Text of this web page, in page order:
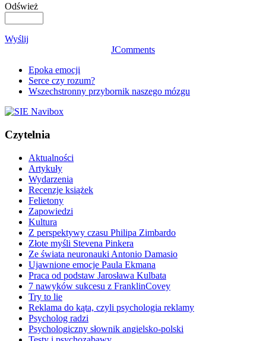
Odśwież
Wyślij
JComments
Epoka emocji
Serce czy rozum?
Wszechstronny przybornik naszego mózgu
Czytelnia
Aktualności
Artykuły
Wydarzenia
Recenzje książek
Felietony
Zapowiedzi
Kultura
Z perspektywy czasu Philipa Zimbardo
Złote myśli Stevena Pinkera
Ze świata neuronauki Antonio Damasio
Ujawnione emocje Paula Ekmana
Praca od podstaw Jarosława Kulbata
7 nawyków sukcesu z FranklinCovey
Try to lie
Reklama do kąta, czyli psychologia reklamy
Psycholog radzi
Psychologiczny słownik angielsko-polski